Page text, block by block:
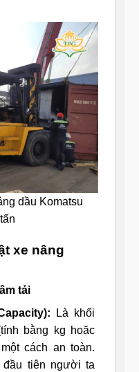
dầu Komatsu
xe nâng
tải
Là khối
bằng kg hoặc
cách an toàn.
tiên người ta